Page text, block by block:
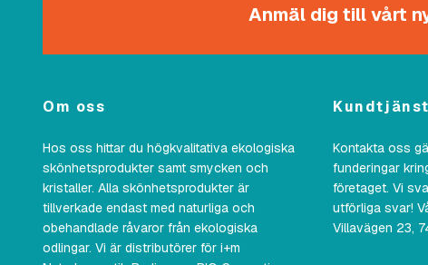
Anmäl dig till vårt
Om oss
Hos oss hittar du högkvalitativa ekologiska
skönhetsprodukter samt smycken och
kristaller. Alla skönhetsprodukter är
tillverkade endast med naturliga och
obehandlade råvaror från ekologiska
odlingar. Vi är distributörer för i+m
Kundtjänst
Kontakta oss
funderingar
företaget. Vi
utförliga svar!
Villavägen 23,